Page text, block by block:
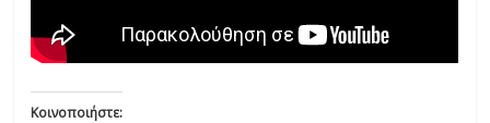
Κοινοποιήστε: